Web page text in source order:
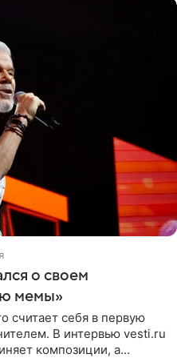
о своем
мемы»
считает себя в первую
В интервью vesti.ru
композиции, а